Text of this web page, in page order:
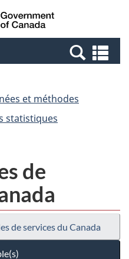
Passer
au
Passer
à
Canada
et
et méthodes
statistiques
de
de services du Canada